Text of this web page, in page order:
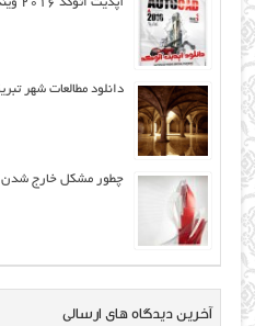
دانلود مطالعات شهر
چطور مشکل خارج شدن
آخرین دیدگاه های ارسالی